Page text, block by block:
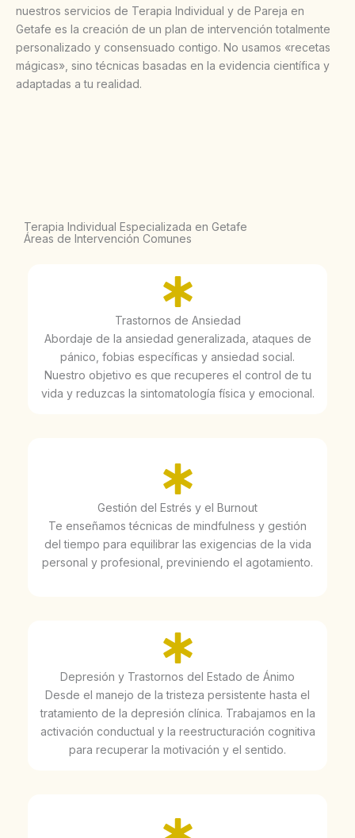
nuestros servicios de Terapia Individual y de Pareja en
Getafe es la creación de un plan de intervención totalmente
personalizado y consensuado contigo. No usamos «recetas
mágicas», sino técnicas basadas en la evidencia científica y
adaptadas a tu realidad.
Terapia Individual Especializada en Getafe
Áreas de Intervención Comunes
Trastornos de Ansiedad
Abordaje de la ansiedad generalizada, ataques de
pánico, fobias específicas y ansiedad social.
Nuestro objetivo es que recuperes el control de tu
vida y reduzcas la sintomatología física y emocional.
Gestión del Estrés y el Burnout
Te enseñamos técnicas de mindfulness y gestión
del tiempo para equilibrar las exigencias de la vida
personal y profesional, previniendo el agotamiento.
Depresión y Trastornos del Estado de Ánimo
Desde el manejo de la tristeza persistente hasta el
tratamiento de la depresión clínica. Trabajamos en la
activación conductual y la reestructuración cognitiva
para recuperar la motivación y el sentido.